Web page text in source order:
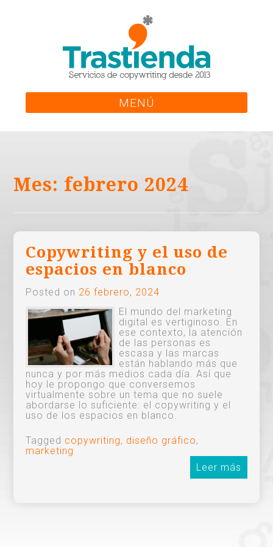
MENÚ
Mes: febrero 2024
Copywriting y el uso de
espacios en blanco
Posted on 26 febrero, 2024
El mundo del marketing
digital es vertiginoso. En
ese contexto, la atención
de las personas es
escasa y las marcas
están hablando más que
nunca y por más medios cada día. Así que
hoy le propongo que conversemos
virtualmente sobre un tema que no suele
abordarse lo suficiente: el copywriting y el
uso de los espacios en blanco.
Tagged copywriting, diseño gráfico,
marketing
Leer más